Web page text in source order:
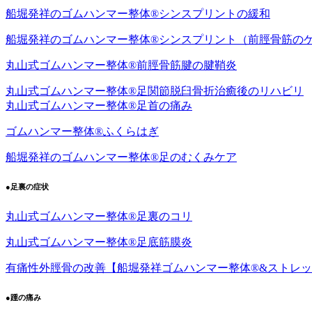
船堀発祥のゴムハンマー整体®︎シンスプリントの緩和
船堀発祥のゴムハンマー整体®︎シンスプリント（前脛骨筋の
丸山式ゴムハンマー整体®︎前脛骨筋腱の腱鞘炎
丸山式ゴムハンマー整体®︎足関節脱臼骨折治癒後のリハビリ
丸山式ゴムハンマー整体®︎足首の痛み
ゴムハンマー整体®︎ふくらはぎ
船堀発祥のゴムハンマー整体®︎足のむくみケア
●足裏の症状
丸山式ゴムハンマー整体®︎足裏のコリ
丸山式ゴムハンマー整体®︎足底筋膜炎
有痛性外脛骨の改善【船堀発祥ゴムハンマー整体®︎&ストレッ
●踵の痛み